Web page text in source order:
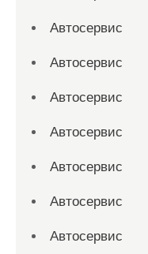
Автосервис
Автосервис
Автосервис
Автосервис
Автосервис
Автосервис
Автосервис